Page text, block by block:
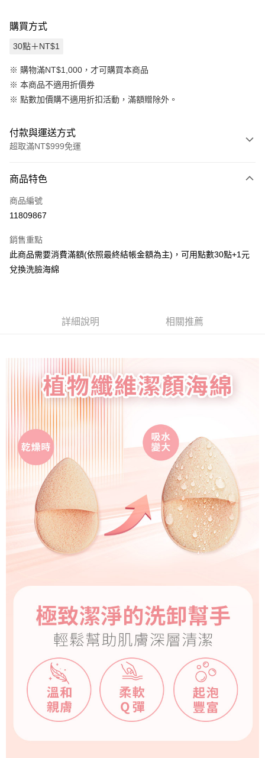
購買方式
30點＋NT$1
※ 購物滿NT$1,000，才可購買本商品
※ 本商品不適用折價券
※ 點數加價購不適用折扣活動，滿額贈除外。
付款與運送方式
超取滿NT$999免運
信用卡一次付款
超商取貨付款
Apple Pay
街口支付
AFTEE先享後付
相關說明
【關於「AFTEE先享後付」】
AFTEE先享後付是「在收到商品之後才付款」的支付方式。 讓您購物簡單
１．簡單：不需註冊會員、不需綁卡、不需儲值。
２．便利：只要手機號碼，簡訊認證，即可結帳。
３．安心：先確認商品／服務後，再付款。
【「AFTEE先享後付」結帳流程】
１．於結帳方式選擇「AFTEE先享後付」後，將跳轉至「AFTEE先享後付」
結帳頁面，進行簡訊認證並確認金額後，即可完成結帳。
２．訂單成立數日內，您將收到繳費通知簡訊。
３．收到繳費通知簡訊後14天內，點擊此簡訊中的連結，可透過四大超商／
ATM／網路銀行／等多元方式進行付款，方視為交易完成。
※ 請注意：結帳手續完成當下不需立刻繳費，但若您需要取消訂單，請聯絡
購買商品的店家。未經商家同意取消之訂單仍視為有效，需透過AFTEE先享
後付繳納相關費用。
１．透過由恩沛科技股份有限公司提供之「AFTEE先享後付」服務完成之交
易，需依本服務之必要範圍內提供個人資料，並將交易相關給付款項請求債
權轉讓予恩沛科技股份有限公司。
２．關於個人資料處理事宜，請瀏覽以下網址：
３．未成年的使用者請事先徵得法定代理人或監護人之同意方可使用
「AFTEE先享後付」，若未經同意申辦者引起之損失，本公司不負相關責
任。
４．使用「AFTEE先享後付」時，將依據個別帳號之用戶狀況，依本公司即
時審查核予不同之上限額度；若仍有額度不足之情形，本公司將視審查結果
請求用戶進行身份認證。
５．嚴禁一人註冊多個帳號或使用他人資訊註冊。若發現惡意使用之情形，
恩沛科技股份有限公司將有權停止該用戶之使用額度並採取法律行動。
全家取貨付款
每筆NT$100，滿NT$999(含以上)免運費
付款後全家取貨
每筆NT$100，滿NT$999(含以上)免運費
7-11取貨付款
每筆NT$100，滿NT$999(含以上)免運費
宅配-本島
每筆NT$100，滿NT$999(含以上)免運費
香港/澳門 查看運費
西馬/東馬/新加坡 查看運費
商品特色
商品編號
11809867
銷售重點
此商品需要消費滿額(依照最終結帳金額為主)，可用點數30點+1元
兌換洗臉海綿
詳細說明 相關推薦